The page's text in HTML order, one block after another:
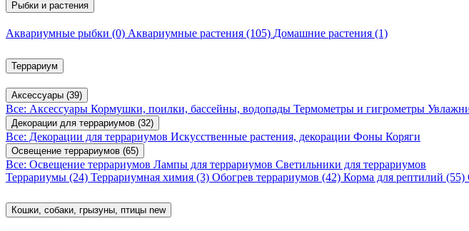
Рыбки и растения
Аквариумные рыбки (0) Аквариумные растения (105) Домашние растения (1)
Террариум
Аксессуары (39)
Все: Аксессуары Кормушки, поилки, бассейны, водопады Термометры и гигрометры
Декорации для террариумов (32)
Все: Декорации для террариумов Искусственные растения, декорации Фоны Коряги
Освещение террариумов (65)
Все: Освещение террариумов Лампы для террариумов Светильники для террариумов
Террариумы (24) Террариумная химия (3) Обогрев террариумов (42) Корма для рептилий (55)
Кошки, собаки, грызуны, птицы new